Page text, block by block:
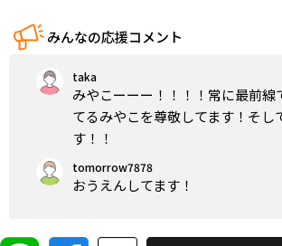
みんなの応援コメント
taka
みやこーーー！！！！常に最前線
てるみやこを尊敬してます！そし
す！！
tomorrow7878
おうえんしてます！